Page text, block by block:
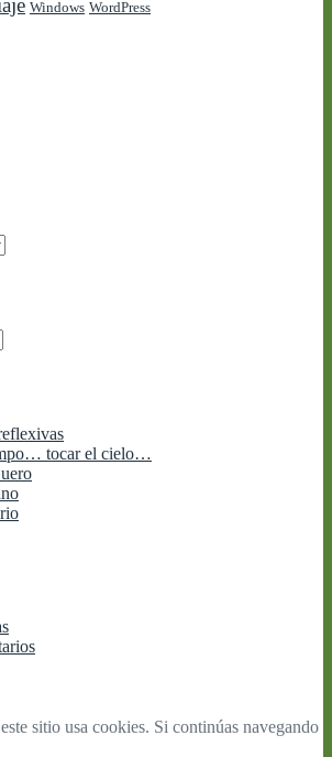
Windows WordPress
tocar el cielo…
sitio usa cookies. Si continúas navegando